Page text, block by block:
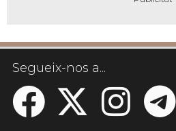
Segueix-nos a...